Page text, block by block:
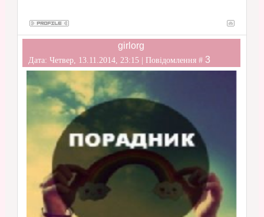
girlorg
Дата: Четвер, 13.11.2014, 23:15 | Повідомлення # 3